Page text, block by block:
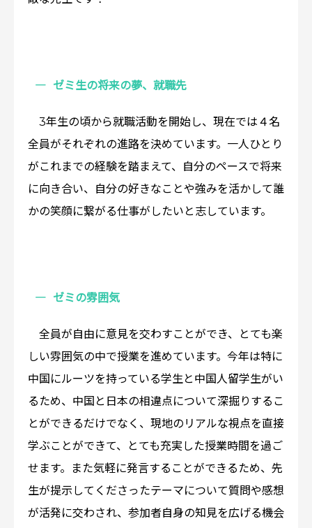
ゼミ生の将来の夢、就職先
3年生の頃から就職活動を開始し、現在では４名
全員がそれぞれの進路を決めています。一人ひとり
がこれまでの経験を踏まえて、自分のペースで将来
に向き合い、自分の好きなことや強みを活かして誰
かの笑顔に繋がる仕事がしたいと志しています。
ゼミの雰囲気
全員が自由に意見を交わすことができ、とても楽
しい雰囲気の中で授業を進めています。今年は特に
中国にルーツを持っている学生と中国人留学生がい
るため、中国と日本の相違点について深掘りするこ
とができるだけでなく、現地のリアルな視点を直接
学ぶことができて、とても充実した授業時間を過ご
せます。また気軽に発言することができるため、先
生が提示してくださったテーマについて質問や感想
が活発に交わされ、参加者自身の知見を広げる機会